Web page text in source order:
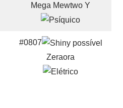
Mega Mewtwo Y
#0807
Zeraora